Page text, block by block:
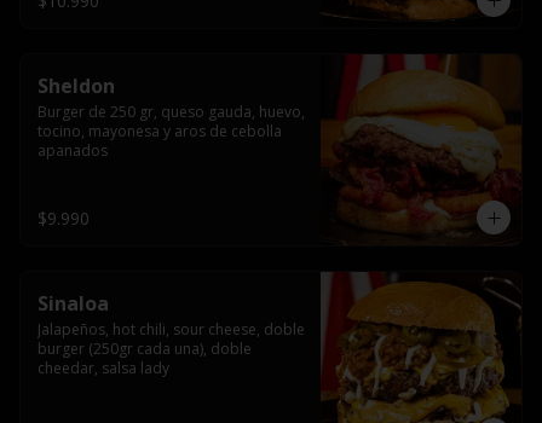
Sheldon
Burger de 250 gr, queso gauda, huevo,
tocino, mayonesa y aros de cebolla
apanados
$9.990
Sinaloa
Jalapeños, hot chili, sour cheese, doble
burger (250gr cada una), doble
cheedar, salsa lady